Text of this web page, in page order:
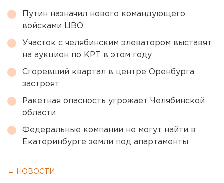
Путин назначил нового командующего
войсками ЦВО
Участок с челябинским элеватором выставят
на аукцион по КРТ в этом году
Сгоревший квартал в центре Оренбурга
застроят
Ракетная опасность угрожает Челябинской
области
Федеральные компании не могут найти в
Екатеринбурге земли под апартаменты
← НОВОСТИ